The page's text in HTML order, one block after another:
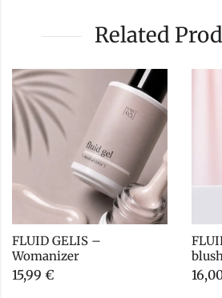
Related
FLUID GELIS –
Womanizer
15,99 €